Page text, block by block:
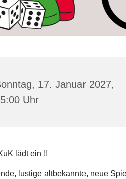
17. Januar 2027,
Uhr
lädt ein !!
lustige altbekannte, neue